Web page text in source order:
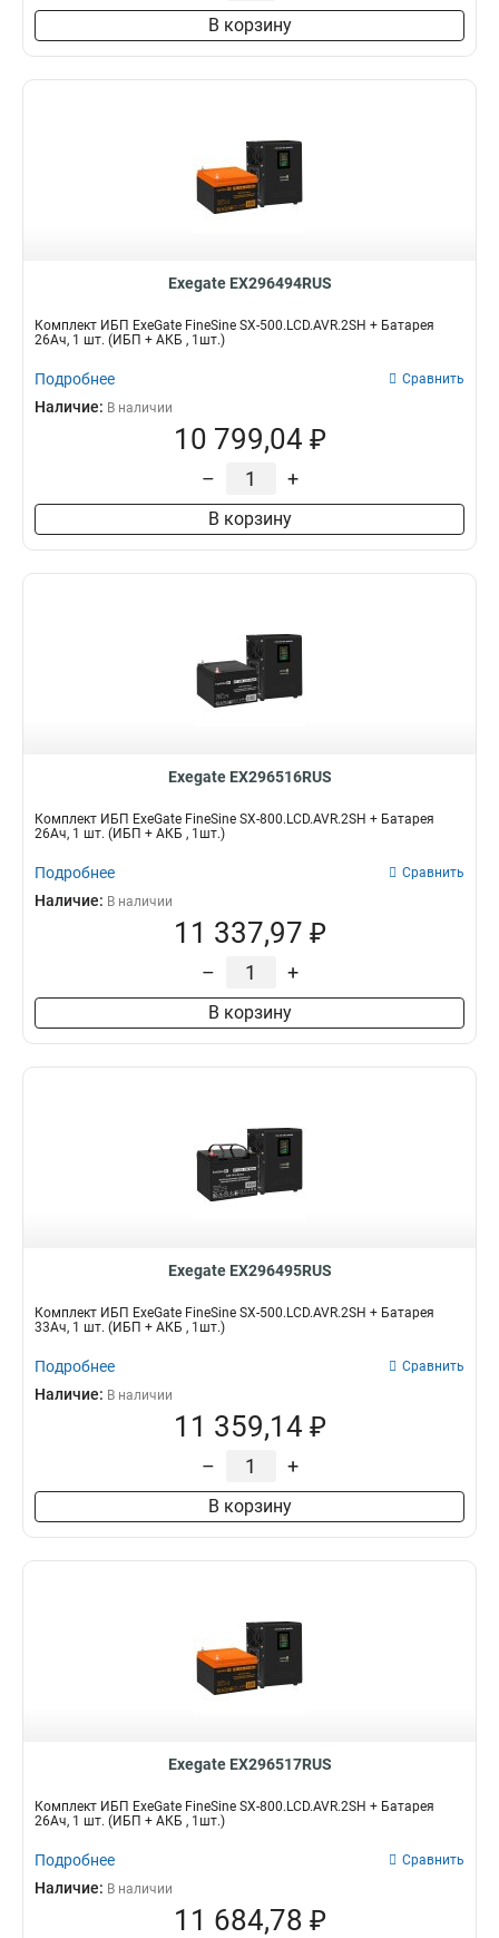
В корзину
Exegate EX296494RUS
Комплект ИБП ExeGate FineSine SX-500.LCD.AVR.2SH + Батарея
26Aч, 1 шт. (ИБП + АКБ , 1шт.)
Подробнее Сравнить
Наличие: В наличии
10 799,04 ₽
– +
В корзину
Exegate EX296516RUS
Комплект ИБП ExeGate FineSine SX-800.LCD.AVR.2SH + Батарея
26Aч, 1 шт. (ИБП + АКБ , 1шт.)
Подробнее Сравнить
Наличие: В наличии
11 337,97 ₽
– +
В корзину
Exegate EX296495RUS
Комплект ИБП ExeGate FineSine SX-500.LCD.AVR.2SH + Батарея
33Aч, 1 шт. (ИБП + АКБ , 1шт.)
Подробнее Сравнить
Наличие: В наличии
11 359,14 ₽
– +
В корзину
Exegate EX296517RUS
Комплект ИБП ExeGate FineSine SX-800.LCD.AVR.2SH + Батарея
26Aч, 1 шт. (ИБП + АКБ , 1шт.)
Подробнее Сравнить
Наличие: В наличии
11 684,78 ₽